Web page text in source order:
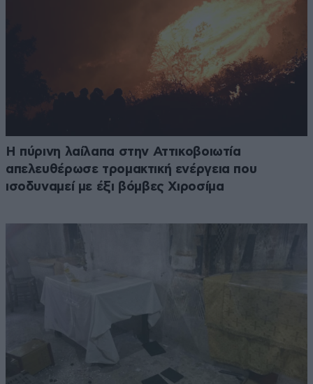
Η πύρινη λαίλαπα στην Αττικοβοιωτία
απελευθέρωσε τρομακτική ενέργεια που
ισοδυναμεί με έξι βόμβες Χιροσίμα